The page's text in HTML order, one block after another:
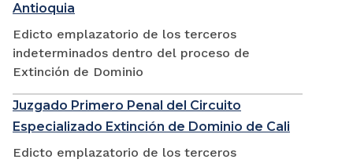
Antioquia
Edicto emplazatorio de los terceros
indeterminados dentro del proceso de
Extinción de Dominio
Juzgado Primero Penal del Circuito
Especializado Extinción de Dominio de Cali
Edicto emplazatorio de los terceros